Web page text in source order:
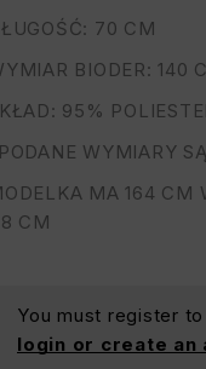
70 CM
BIODER: 140
95%
WYMIARY
MA 164 CM
CM
You must register
login or create an